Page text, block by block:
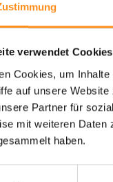
verwendet Cookies
Cookies, um
auf unsere
Partner für
mit weiteren Daten
haben.